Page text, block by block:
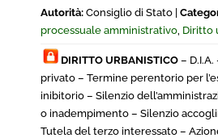
Autorità: Consiglio di Stato |
processuale amministrativo, Diritto
DIRITTO URBANISTICO –
privato – Termine perentorio per
inibitorio – Silenzio
o inadempimento – Silenzio
Tutela del terzo interessato –